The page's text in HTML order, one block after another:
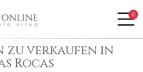
0
zu verkaufen in
Rocas